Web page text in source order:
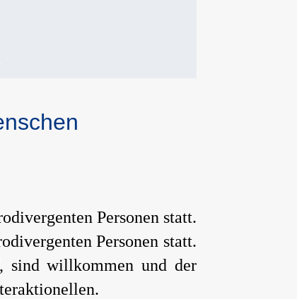
Personen statt.
Personen statt.
sind willkommen und der